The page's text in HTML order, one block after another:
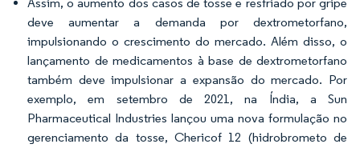
deve aumentar a demanda por dextrometorfano,
impulsionando o crescimento do mercado. Além disso, o
lançamento de medicamentos à base de dextrometorfano
também deve impulsionar a expansão do mercado. Por
exemplo, em setembro de 2021, na Índia, a Sun
Pharmaceutical Industries lançou uma nova formulação no
gerenciamento da tosse, Chericof 12 (hidrobrometo de